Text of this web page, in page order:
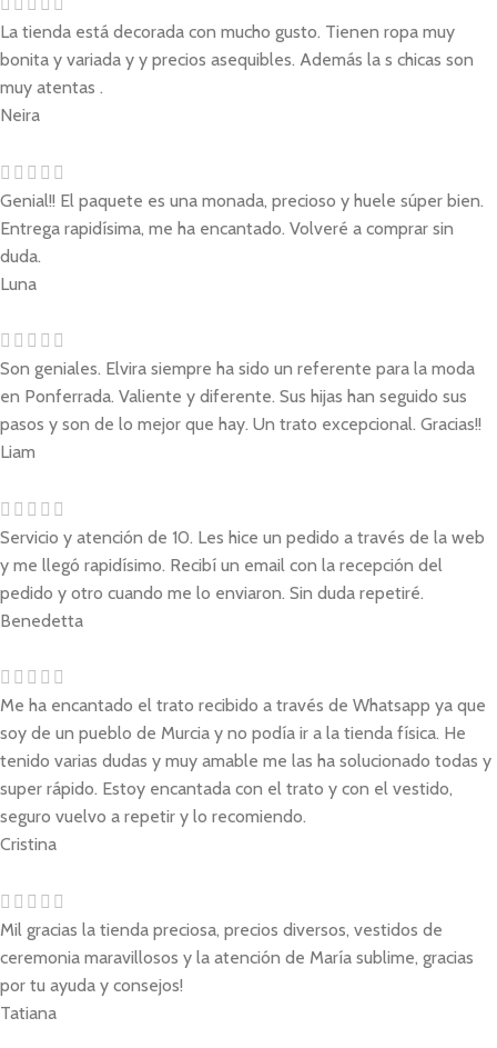
La tienda está decorada con mucho gusto. Tienen ropa muy
bonita y variada y y precios asequibles. Además la s chicas son
muy atentas .
Neira
Genial!! El paquete es una monada, precioso y huele súper bien.
Entrega rapidísima, me ha encantado. Volveré a comprar sin
duda.
Luna
Son geniales. Elvira siempre ha sido un referente para la moda
en Ponferrada. Valiente y diferente. Sus hijas han seguido sus
pasos y son de lo mejor que hay. Un trato excepcional. Gracias!!
Liam
Servicio y atención de 10. Les hice un pedido a través de la web
y me llegó rapidísimo. Recibí un email con la recepción del
pedido y otro cuando me lo enviaron. Sin duda repetiré.
Benedetta
Me ha encantado el trato recibido a través de Whatsapp ya que
soy de un pueblo de Murcia y no podía ir a la tienda física. He
tenido varias dudas y muy amable me las ha solucionado todas y
super rápido. Estoy encantada con el trato y con el vestido,
seguro vuelvo a repetir y lo recomiendo.
Cristina
Mil gracias la tienda preciosa, precios diversos, vestidos de
ceremonia maravillosos y la atención de María sublime, gracias
por tu ayuda y consejos!
Tatiana